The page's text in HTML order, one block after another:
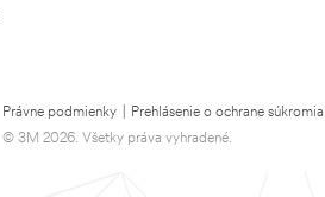
Právne podmienky Prehlásenie o ochrane súkromia
© 3M 2026. Všetky práva vyhradené.